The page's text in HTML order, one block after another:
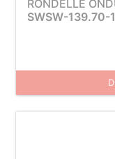
RONDELLE
SWSW-